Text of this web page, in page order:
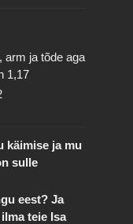
arm ja tõde aga
1,17
käimise ja mu
sulle
eest? Ja
teie Isa